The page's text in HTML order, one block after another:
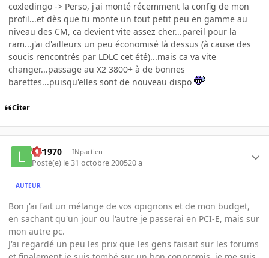
coxledingo -> Perso, j'ai monté récemment la config de mon
profil...et dès que tu monte un tout petit peu en gamme au
niveau des CM, ca devient vite assez cher...pareil pour la
ram...j'ai d'ailleurs un peu économisé là dessus (à cause des
soucis rencontrés par LDLC cet été)...mais ca va vite
changer...passage au X2 3800+ à de bonnes
barettes...puisqu'elles sont de nouveau dispo
Citer
lar1970 INpactien
Posté(e) le 31 octobre 200520 a
AUTEUR
Bon j'ai fait un mélange de vos opignons et de mon budget,
en sachant qu'un jour ou l'autre je passerai en PCI-E, mais sur
mon autre pc.
J'ai regardé un peu les prix que les gens faisait sur les forums